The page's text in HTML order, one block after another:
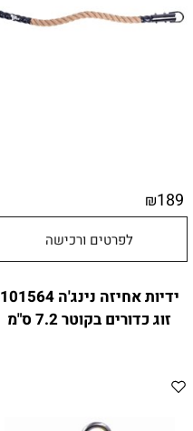
₪189
לפרטים ורכישה
ידיות אחיזה נינג'ה 101564
זוג כדורים בקוטר 7.2 ס"מ